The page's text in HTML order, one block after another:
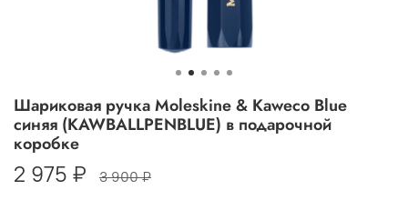
Шариковая ручка Moleskine & Kaweco Blue
синяя (KAWBALLPENBLUE) в подарочной
коробке
2 975 ₽ 3 900 ₽